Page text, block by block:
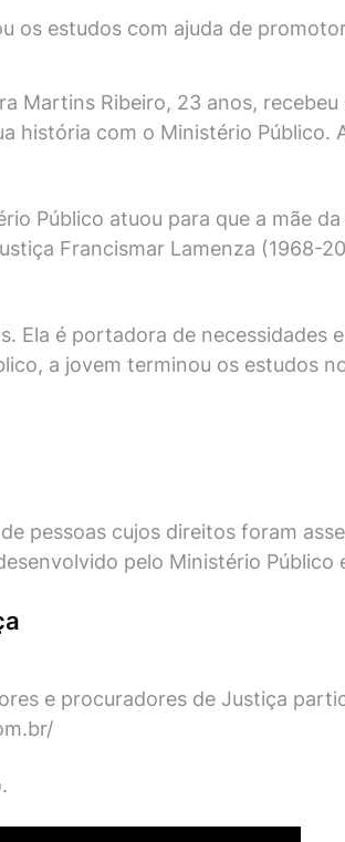
os estudos com ajuda de
Martins Ribeiro, 23 anos,
história com o Ministério
Público atuou para que a mãe
Francismar Lamenza (1968-
Ela é portadora de necessidades
a jovem terminou os estudos
pessoas cujos direitos foram
pelo Ministério Público
e procuradores de Justiça